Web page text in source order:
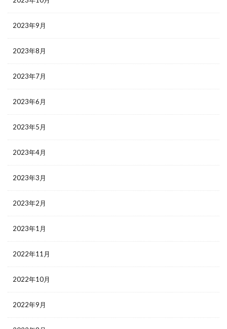
2023年9月
2023年8月
2023年7月
2023年6月
2023年5月
2023年4月
2023年3月
2023年2月
2023年1月
2022年11月
2022年10月
2022年9月